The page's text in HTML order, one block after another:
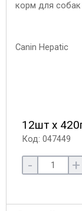
12шт х
Код: 047449
- +